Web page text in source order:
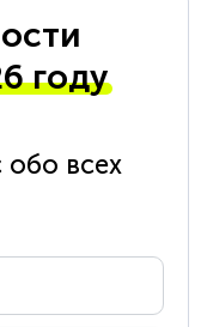
году
всех